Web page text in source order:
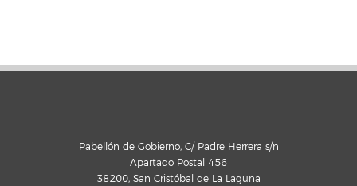
Pabellón de Gobierno, C/ Padre Herrera s/n
Apartado Postal 456
38200, San Cristóbal de La Laguna